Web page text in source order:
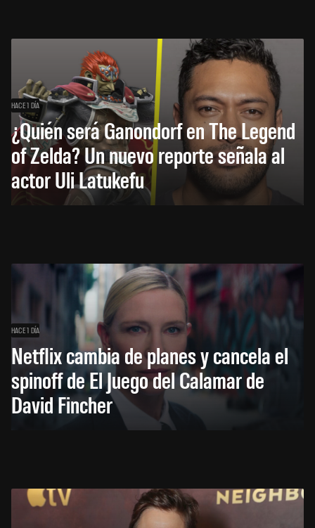
HACE 1 DÍA
¿Quién será Ganondorf en The Legend
of Zelda? Un nuevo reporte señala al
actor Uli Latukefu
HACE 1 DÍA
Netflix cambia de planes y cancela el
spinoff de El Juego del Calamar de
David Fincher